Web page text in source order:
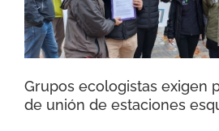
RECURSOS
Grupos ecologistas exigen
de unión de estaciones